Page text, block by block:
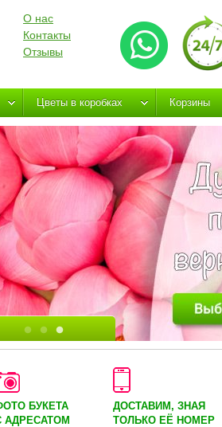
О нас
Контакты
Отзывы
Цветы в коробках Корзины
БУКЕТА
АДРЕСАТОМ
ДОСТАВИМ, ЗНАЯ
ТОЛЬКО ЕЁ НОМЕР